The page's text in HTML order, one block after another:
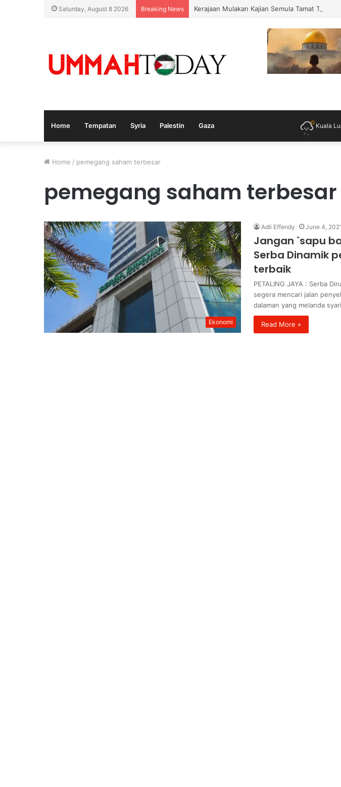
Saturday, August 8 2026 Breaking News Kerajaan Mulakan Kajian Semula Tamat
Home Tempatan Syria Palestin Gaza Kuala
Home / pemegang saham terbesar
pemegang saham terbesar
Ekonomi
Adli Effendy June 4, 2021
Jangan `sapu
Serba Dinamik
terbaik
PETALING JAYA : Serba
segera mencari jalan
dalaman yang melanda
Read More »